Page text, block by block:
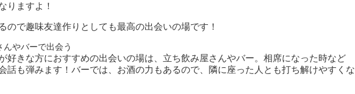
りますよ！
ので趣味友達作りとしても最高の出会いの場です！
んやバーで出会う
好きな方におすすめの出会いの場は、立ち飲み屋さんやバー。相席になった時など
話も弾みます！バーでは、お酒の力もあるので、隣に座った人とも打ち解けやすくな